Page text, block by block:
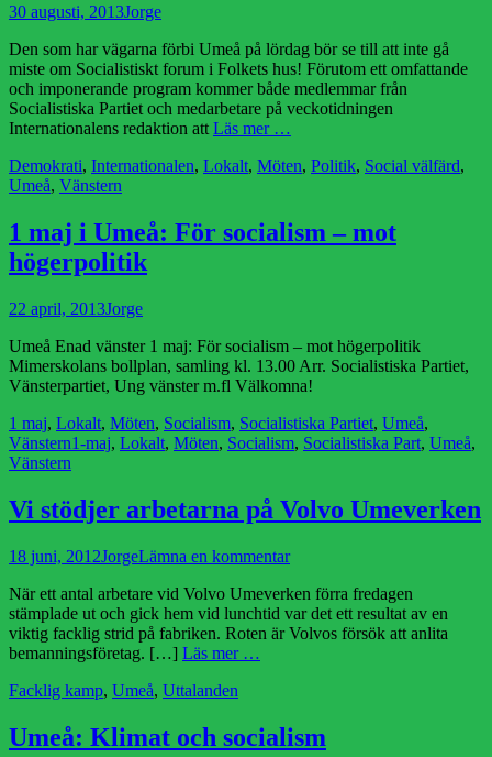
Publicerad
30 augusti, 2013Författare
Jorge
Den som har vägarna förbi Umeå på lördag bör se till att inte gå
miste om Socialistiskt forum i Folkets hus! Förutom ett omfattande
och imponerande program kommer både medlemmar från
Socialistiska Partiet och medarbetare på veckotidningen
Internationalens redaktion attLäs mer …
Kategorier
Demokrati, Internationalen, Lokalt, Möten, Politik, Social välfärd,
Umeå, Vänstern
1 maj i Umeå: För socialism – mot
högerpolitik
Publicerad
22 april, 2013Författare
Jorge
Umeå Enad vänster 1 maj: För socialism – mot högerpolitik
Mimerskolans bollplan, samling kl. 13.00 Arr. Socialistiska Partiet,
Vänsterpartiet, Ung vänster m.fl Välkomna!
Kategorier
1 maj, Lokalt, Möten, Socialism, Socialistiska Partiet, Umeå,
VänsternEtiketter
1-maj, Lokalt, Möten, Socialism, Socialistiska Part, Umeå,
Vänstern
Vi stödjer arbetarna på Volvo Umeverken
Publicerad
18 juni, 2012Författare
JorgeLämna en kommentar
När ett antal arbetare vid Volvo Umeverken förra fredagen
stämplade ut och gick hem vid lunchtid var det ett resultat av en
viktig facklig strid på fabriken. Roten är Volvos försök att anlita
bemanningsföretag. […] Läs mer …
Kategorier
Facklig kamp, Umeå, Uttalanden
Umeå: Klimat och socialism